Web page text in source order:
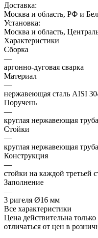
Доставка:
Москва и область, РФ и
Установка:
Москва и область,
Характеристики
Сборка
—
аргонно-дуговая сварка
Материал
—
нержавеющая сталь AISI
Поручень
—
круглая нержавеющая
Стойки
—
круглая нержавеющая
Конструкция
—
стойки на каждой третьей
Заполнение
—
3 ригеля Ø16 мм
Все характеристики
Цена действительна
отличаться от цен в